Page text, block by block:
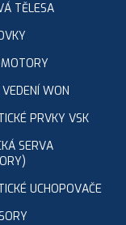
TĚLESA
WON
PRVKY VSK
SERVA
UCHOPOVAČE